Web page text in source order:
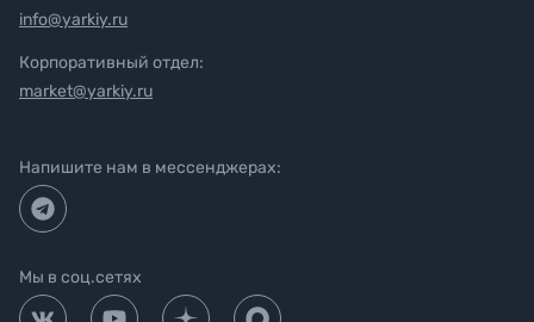
info@yarkiy.ru
Корпоративный отдел:
market@yarkiy.ru
Напишите нам в мессенджерах:
Мы в соц.сетях